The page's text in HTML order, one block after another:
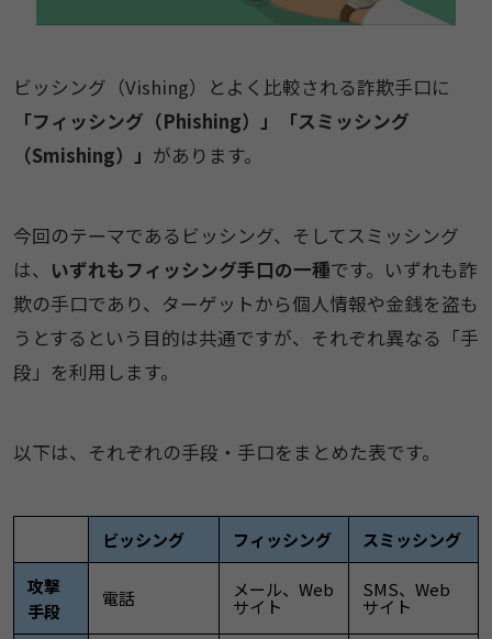
ビッシング（Vishing）とよく比較される詐欺手口に
「フィッシング（Phishing）」「スミッシング
（Smishing）」 があります。
今回のテーマであるビッシング、そしてスミッシング
は、 いずれもフィッシング手口の一種です。いずれも詐
欺の手口であり、ターゲットから個人情報や金銭を盗も
うとするという目的は共通ですが、それぞれ異なる「手
段」を利用します。
以下は、それぞれの手段・手口をまとめた表です。
ビッシング フィッシング
スミッシング
攻撃
手段
電話 メール、Web
サイト
SMS、Web
サイト